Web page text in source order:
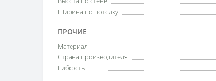
Ширина по потолку
ПРОЧИЕ
Материал
Страна производителя
Гибкость